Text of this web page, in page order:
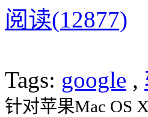
阅读(12877)
Tags: google ,
针对苹果Mac OS